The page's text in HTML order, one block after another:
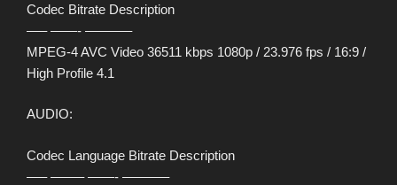
Codec Bitrate Description
—– ——- ———–
MPEG-4 AVC Video 36511 kbps 1080p / 23.976 fps / 16:9 /
High Profile 4.1
AUDIO:
Codec Language Bitrate Description
—– ——– ——- ———–